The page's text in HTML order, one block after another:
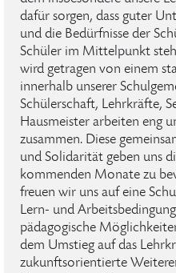
dafür sorgen, dass guter
und die Bedürfnisse der
Schüler im Mittelpunkt
wird getragen von einem
innerhalb unserer
Schülerschaft, Lehrkräfte,
Hausmeister arbeiten eng
zusammen. Diese
und Solidarität geben uns
kommenden Monate zu
freuen wir uns auf eine
Lern- und
pädagogische
dem Umstieg auf das
zukunftsorientierte